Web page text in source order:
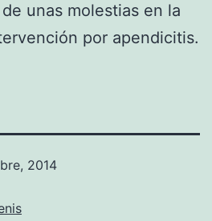
unas molestias en la
por apendicitis.
2014